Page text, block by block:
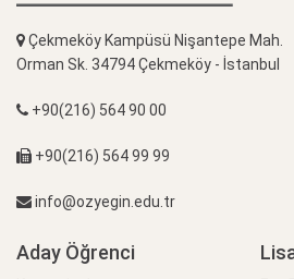
Çekmeköy Kampüsü Nişantepe Mah.
Orman Sk. 34794 Çekmeköy - İstanbul
+90(216) 564 90 00
+90(216) 564 99 99
info@ozyegin.edu.tr
Aday Öğrenci